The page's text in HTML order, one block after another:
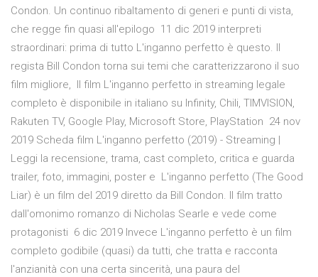
Condon. Un continuo ribaltamento di generi e punti di vista,
che regge fin quasi all'epilogo 11 dic 2019 interpreti
straordinari: prima di tutto L'inganno perfetto è questo. Il
regista Bill Condon torna sui temi che caratterizzarono il suo
film migliore, Il film L'inganno perfetto in streaming legale
completo è disponibile in italiano su Infinity, Chili, TIMVISION,
Rakuten TV, Google Play, Microsoft Store, PlayStation 24 nov
2019 Scheda film L'inganno perfetto (2019) - Streaming |
Leggi la recensione, trama, cast completo, critica e guarda
trailer, foto, immagini, poster e L'inganno perfetto (The Good
Liar) è un film del 2019 diretto da Bill Condon. Il film tratto
dall'omonimo romanzo di Nicholas Searle e vede come
protagonisti 6 dic 2019 Invece L'inganno perfetto è un film
completo godibile (quasi) da tutti, che tratta e racconta
l'anzianità con una certa sincerità, una paura del